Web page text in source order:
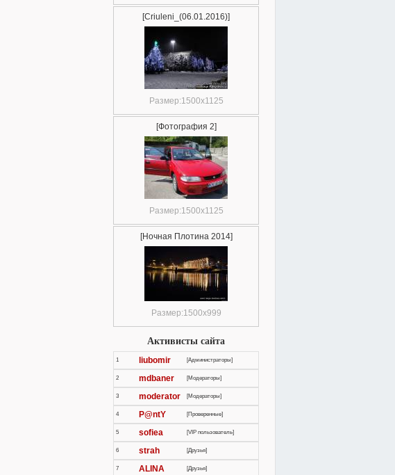
[Criuleni_(06.01.2016)]
Размер:1500x1125
[Фотография 2]
Размер:1500x1125
[Ночная Плотина 2014]
Размер:1500x999
Активисты сайта
1 liubomir [Администраторы]
2 mdbaner [Модераторы]
3 moderator [Модераторы]
4 P@ntY [Проверенные]
5 sofiea [VIP пользователь]
6 strah [Друзья]
7 ALINA [Друзья]